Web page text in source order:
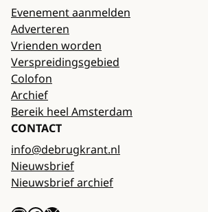
Evenement aanmelden
Adverteren
Vrienden worden
Verspreidingsgebied
Colofon
Archief
Bereik heel Amsterdam
CONTACT
info@debrugkrant.nl
Nieuwsbrief
Nieuwsbrief archief